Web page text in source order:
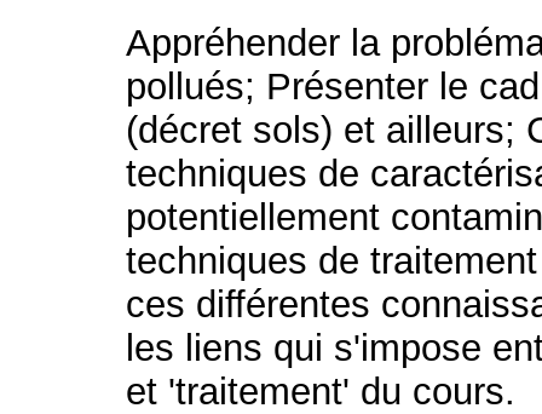
Appréhender la
pollués; Présenter le
(décret sols) et ailleurs;
techniques de
potentiellement
techniques de
ces différentes
les liens qui s'impose
et 'traitement' du cours.